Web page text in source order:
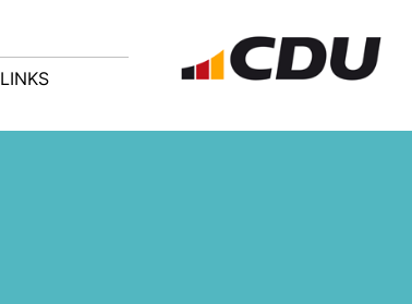
LINKS